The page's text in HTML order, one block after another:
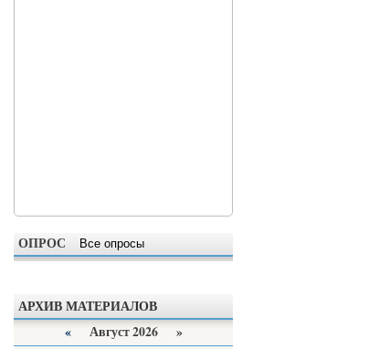
ОПРОС Все опросы
АРХИВ МАТЕРИАЛОВ
«Август 2026 »